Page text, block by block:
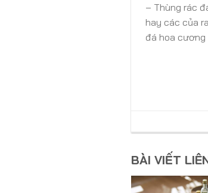
– Thùng rác
hay các của
đá hoa
BÀI VIẾT